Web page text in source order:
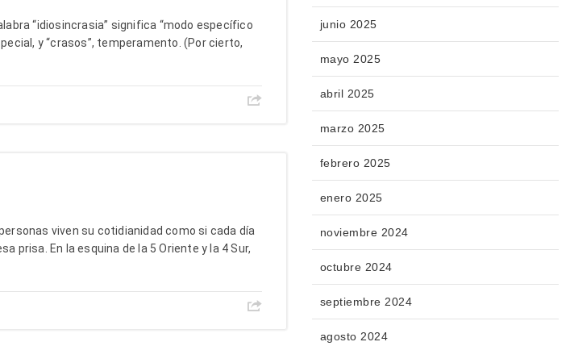
“idiosincrasia” significa “modo específico
y “crasos”, temperamento. (Por cierto,
viven su cotidianidad como si cada día
prisa. En la esquina de la 5 Oriente y la 4 Sur,
junio 2025
mayo 2025
abril 2025
marzo 2025
febrero 2025
enero 2025
noviembre 2024
octubre 2024
septiembre 2024
agosto 2024